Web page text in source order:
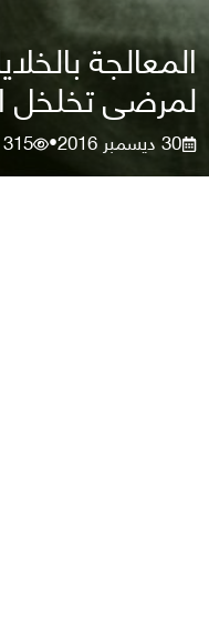
المعالجة
لمرضى تخلخل
30 ديسمبر 2016 •
315